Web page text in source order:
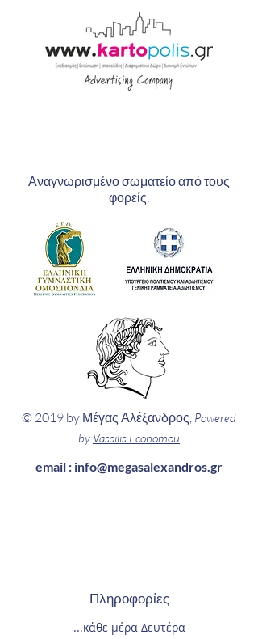
Αναγνωρισμένο σωματείο από τους
φορείς:
© 2019 by Μέγας Αλέξανδρος, Powered
by Vassilis Economou
email : info@megasalexandros.gr
Πληροφορίες
...κάθε μέρα Δευτέρα